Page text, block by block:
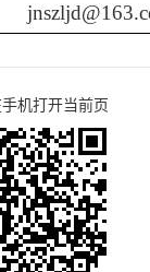
机打开当前页